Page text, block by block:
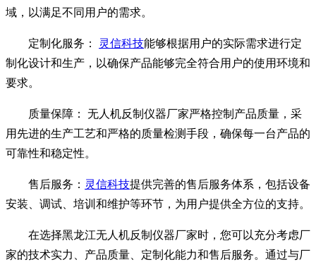
域，以满足不同用户的需求。
定制化服务： 灵信科技能够根据用户的实际需求进行定
制化设计和生产，以确保产品能够完全符合用户的使用环境和
要求。
质量保障： 无人机反制仪器厂家严格控制产品质量，采
用先进的生产工艺和严格的质量检测手段，确保每一台产品的
可靠性和稳定性。
售后服务： 灵信科技提供完善的售后服务体系，包括设备
安装、调试、培训和维护等环节，为用户提供全方位的支持。
在选择黑龙江无人机反制仪器厂家时，您可以充分考虑厂
家的技术实力、产品质量、定制化能力和售后服务。通过与厂